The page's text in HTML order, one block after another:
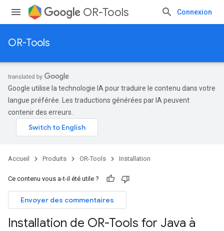
OR-Tools Connexion
OR-Tools
Google utilise la technologie IA pour traduire le contenu dans votre
langue préférée. Les traductions générées par IA peuvent
contenir des erreurs.
Accueil Produits OR-Tools Installation
Ce contenu vous a-t-il été utile ?
Envoyer des commentaires
Installation de OR-Tools for Java à